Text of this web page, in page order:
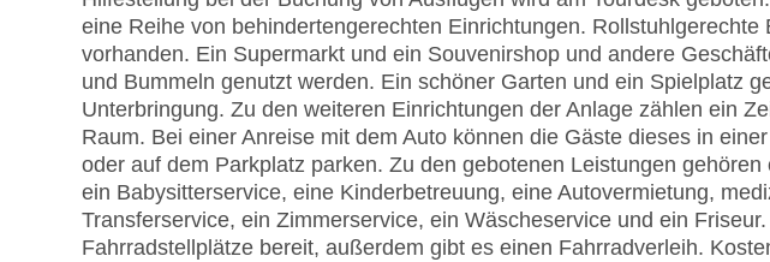
eine Reihe von behindertengerechten Einrichtungen. Rollstuhlgerechte
vorhanden. Ein Supermarkt und ein Souvenirshop und andere
und Bummeln genutzt werden. Ein schöner Garten und ein Spielplatz
Unterbringung. Zu den weiteren Einrichtungen der Anlage zählen ein
Raum. Bei einer Anreise mit dem Auto können die Gäste dieses in
oder auf dem Parkplatz parken. Zu den gebotenen Leistungen
ein Babysitterservice, eine Kinderbetreuung, eine Autovermietung,
Transferservice, ein Zimmerservice, ein Wäscheservice und ein
Fahrradstellplätze bereit, außerdem gibt es einen Fahrradverleih.